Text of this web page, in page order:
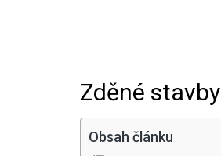
Zděné stavby
Obsah článku